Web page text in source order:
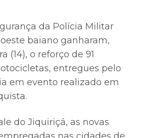
da Polícia Militar
baiano ganharam,
(14), o reforço de 91
entregues pelo
em evento realizado em
do Jiquiriçá, as novas